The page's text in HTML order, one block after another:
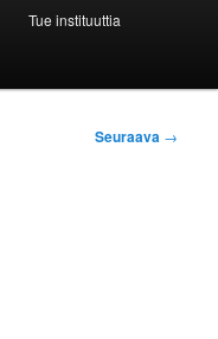
Tue instituuttia
Seuraava →